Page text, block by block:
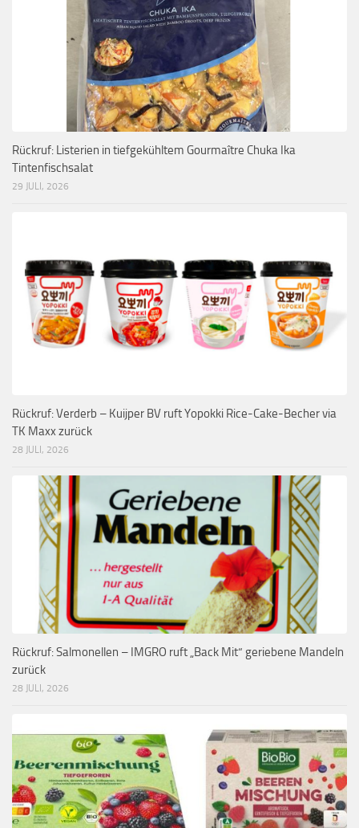
Rückruf: Listerien in tiefgekühltem Gourmaître Chuka Ika
Tintenfischsalat
29 JULI, 2026
Rückruf: Verderb – Kuijper BV ruft Yopokki Rice-Cake-Becher via
TK Maxx zurück
28 JULI, 2026
Rückruf: Salmonellen – IMGRO ruft „Back Mit“ geriebene Mandeln
zurück
28 JULI, 2026